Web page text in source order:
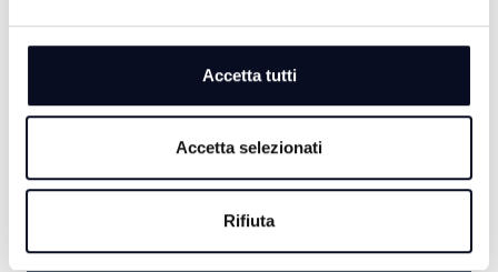
Accetta tutti
Accetta selezionati
Rifiuta
TG SERA
21:00
PIANETA BIANCONERO
22:30